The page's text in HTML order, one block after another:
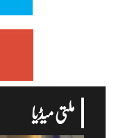
ملتی میڈیا